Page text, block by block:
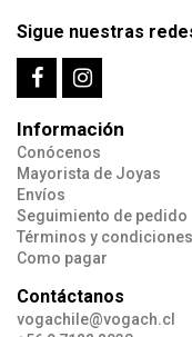
Sigue nuestras
Información
Conócenos
Mayorista de Joyas
Envíos
Seguimiento de pedido
Términos y condiciones
Como pagar
Contáctanos
vogachile@vogach.cl